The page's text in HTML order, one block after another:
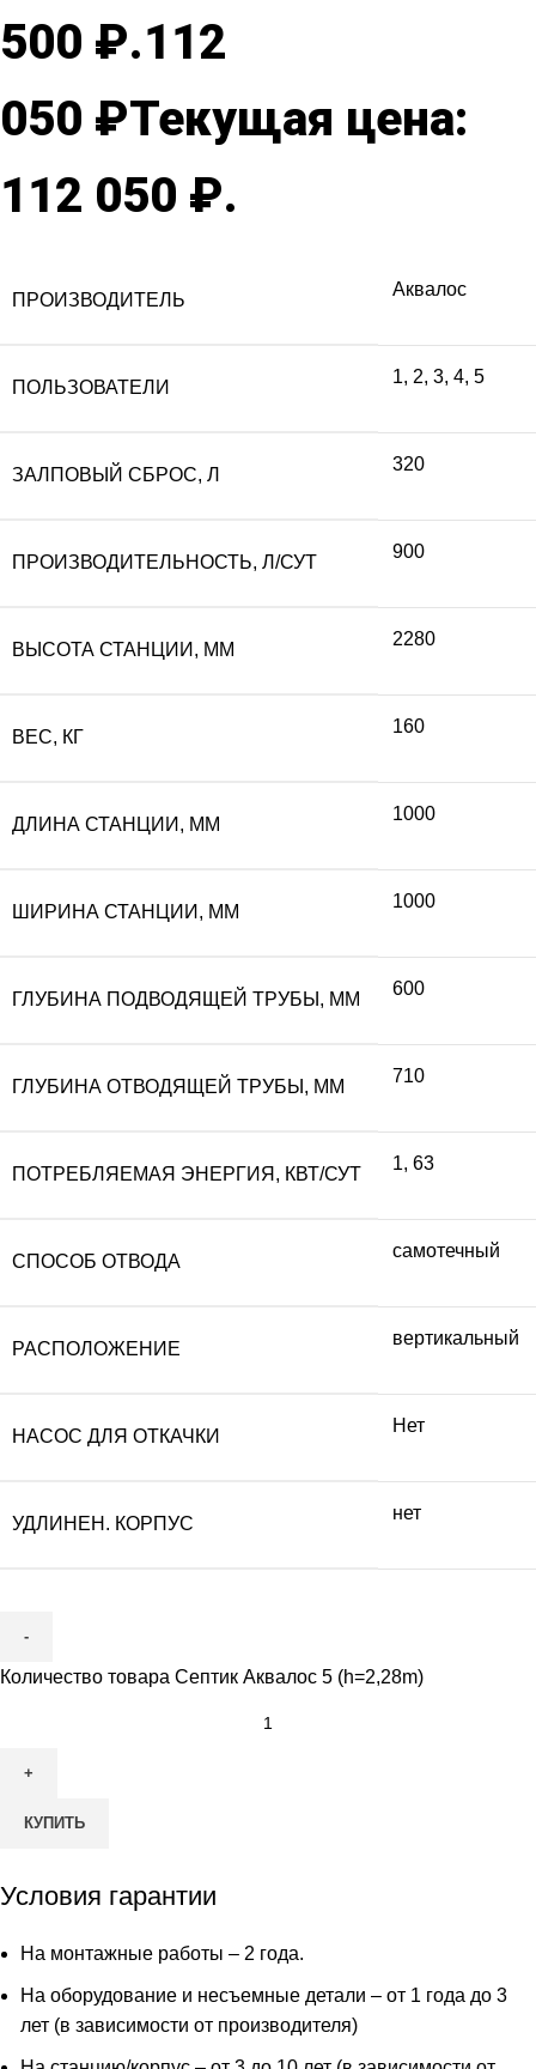
500 ₽.112
050 ₽Текущая цена:
112 050 ₽.
ПРОИЗВОДИТЕЛЬ
Аквалос
ПОЛЬЗОВАТЕЛИ
1, 2, 3, 4, 5
ЗАЛПОВЫЙ СБРОС, Л
320
ПРОИЗВОДИТЕЛЬНОСТЬ, Л/СУТ
900
ВЫСОТА СТАНЦИИ, ММ
2280
ВЕС, КГ
160
ДЛИНА СТАНЦИИ, ММ
1000
ШИРИНА СТАНЦИИ, ММ
1000
ГЛУБИНА ПОДВОДЯЩЕЙ ТРУБЫ, ММ
600
ГЛУБИНА ОТВОДЯЩЕЙ ТРУБЫ, ММ
710
ПОТРЕБЛЯЕМАЯ ЭНЕРГИЯ, КВТ/СУТ
1, 63
СПОСОБ ОТВОДА
самотечный
РАСПОЛОЖЕНИЕ
вертикальный
НАСОС ДЛЯ ОТКАЧКИ
Нет
УДЛИНЕН. КОРПУС
нет
Количество товара Септик Аквалос 5 (h=2,28m)
КУПИТЬ
Условия гарантии
На монтажные работы – 2 года.
На оборудование и несъемные детали – от 1 года до 3
лет (в зависимости от производителя)